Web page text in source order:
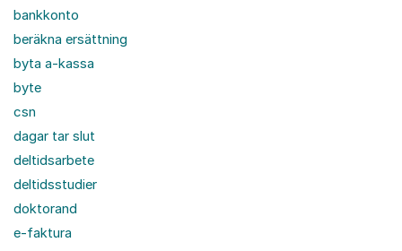
bankkonto
beräkna ersättning
byta a-kassa
byte
csn
dagar tar slut
deltidsarbete
deltidsstudier
doktorand
e-faktura